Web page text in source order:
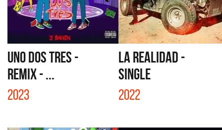
UNO DOS TRES -
REMIX - ...
2023
LA REALIDAD -
SINGLE
2022